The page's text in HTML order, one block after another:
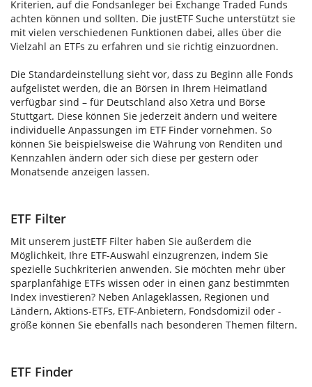
Kriterien, auf die Fondsanleger bei Exchange Traded Funds
achten können und sollten. Die justETF Suche unterstützt sie
mit vielen verschiedenen Funktionen dabei, alles über die
Vielzahl an ETFs zu erfahren und sie richtig einzuordnen.
Die Standardeinstellung sieht vor, dass zu Beginn alle Fonds
aufgelistet werden, die an Börsen in Ihrem Heimatland
verfügbar sind – für Deutschland also Xetra und Börse
Stuttgart. Diese können Sie jederzeit ändern und weitere
individuelle Anpassungen im ETF Finder vornehmen. So
können Sie beispielsweise die Währung von Renditen und
Kennzahlen ändern oder sich diese per gestern oder
Monatsende anzeigen lassen.
ETF Filter
Mit unserem justETF Filter haben Sie außerdem die
Möglichkeit, Ihre ETF-Auswahl einzugrenzen, indem Sie
spezielle Suchkriterien anwenden. Sie möchten mehr über
sparplanfähige ETFs wissen oder in einen ganz bestimmten
Index investieren? Neben Anlageklassen, Regionen und
Ländern, Aktions-ETFs, ETF-Anbietern, Fondsdomizil oder -
größe können Sie ebenfalls nach besonderen Themen filtern.
ETF Finder